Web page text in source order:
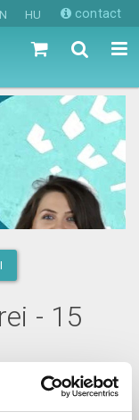
HU contact
- 15